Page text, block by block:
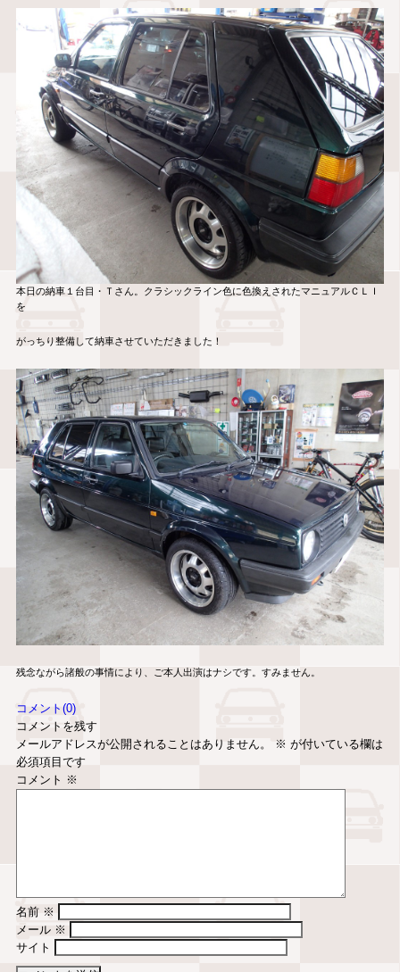
本日の納車１台目・Ｔさん。クラシックライン色に色換えされたマニュアルＣＬＩ
を
がっちり整備して納車させていただきました！
残念ながら諸般の事情により、ご本人出演はナシです。すみません。
コメント(0)
コメントを残す
メールアドレスが公開されることはありません。
※ が付いている欄は
必須項目です
コメント ※
名前 ※
メール ※
サイト